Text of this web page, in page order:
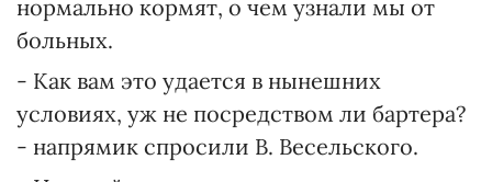
нормально кормят, о чем узнали мы от
больных.
- Как вам это удается в нынешних
условиях, уж не посредством ли бартера?
- напрямик спросили В. Весельского.